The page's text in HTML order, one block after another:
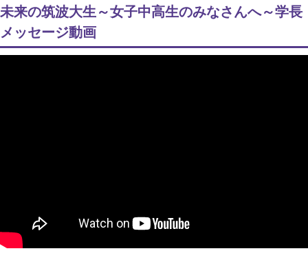
未来の筑波大生～女子中高生のみなさんへ～学長
メッセージ動画